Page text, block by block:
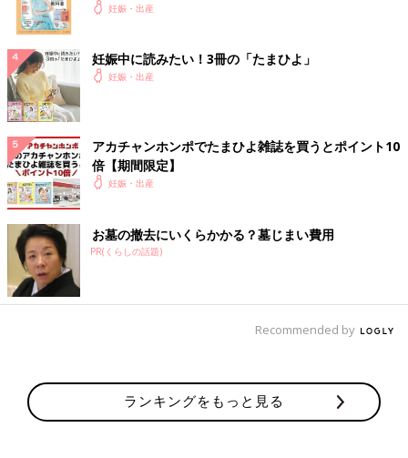
妊娠・出産
妊娠中に読みたい！3冊の「たまひよ」
妊娠・出産
アカチャンホンポでたまひよ雑誌を買うとポイント10
倍【期間限定】
妊娠・出産
お墓の撤去にいくらかかる？墓じまい費用
PR(くらしの話題)
Recommended by
ランキングをもっと見る